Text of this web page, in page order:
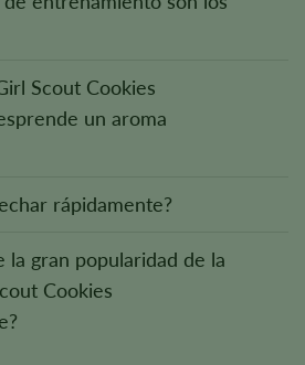
Scout Cookies
un aroma
rápidamente?
la gran popularidad de la
Cookies